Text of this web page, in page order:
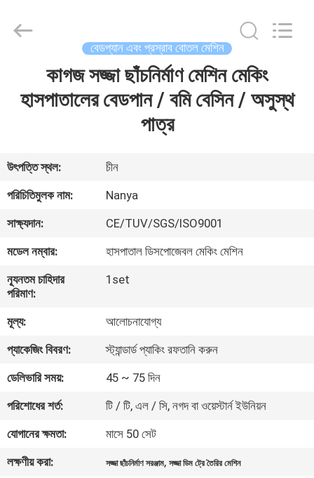
ভিডিও
প্রদর্শন
আমাদের
সম্পর্কে
কারখানা
ভ্রমণ
নিয়ন্ত্রণ
Equipment
বেডপ্যান এবং প্রস্রাব বোতল মেশিন
কাগজ সজ্জা ছাঁচনির্মাণ মেশিন মেকিং
হাসপাতালের বেডপান / বমি বেসিন / অসুস্থ
পাত্র
উৎপত্তি স্থল:
চীন
পরিচিতিমুলক নাম:
Nanya
সাক্ষ্যদান:
CE/TUV/SGS/ISO9001
মডেল নম্বার:
হাসপাতাল ডিসপোজেবল মেকিং মেশিন
ন্যূনতম চাহিদার
পরিমাণ:
1set
মূল্য:
আলোচনাযোগ্য
প্যাকেজিং বিবরণ:
স্ট্যান্ডার্ড প্যাকিং রফতানি করুন
ডেলিভারি সময়:
45 ~ 75 দিন
পরিশোধের শর্ত:
টি / টি, এল / সি, নগদ বা ওয়েস্টার্ন ইউনিয়ন
যোগানের ক্ষমতা:
মাসে 50 সেট
লক্ষণীয় করা:
সজ্জা ছাঁচনির্মাণ সরঞ্জাম,সজ্জা ডিম ট্রে তৈরির মেশিন